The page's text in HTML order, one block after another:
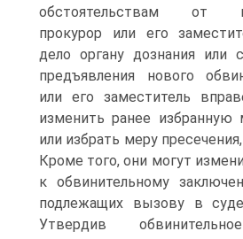
обстоятельствам от
прокурор или его
дело органу дознания или
предъявления нового
или его заместитель
изменить ранее избранную
или избрать меру
Кроме того, они могут
к обвинительному
подлежащих вызову в
Утвердив